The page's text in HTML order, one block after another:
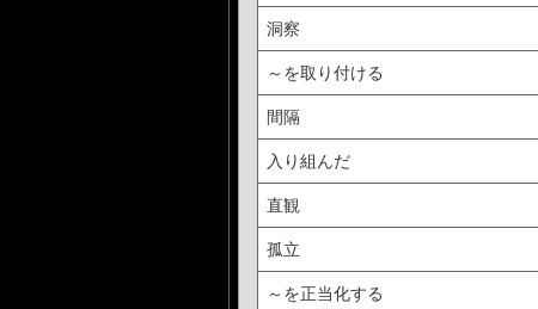
洞察
～を取り付ける
間隔
入り組んだ
直観
孤立
～を正当化する